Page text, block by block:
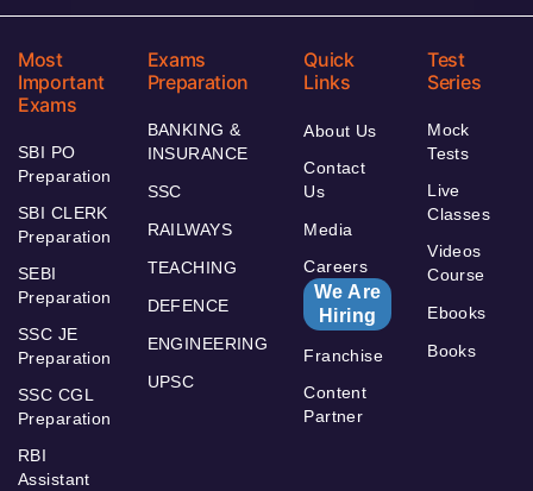
Most
Important
Exams
SBI PO
Preparation
SBI CLERK
Preparation
SEBI
Preparation
SSC JE
Preparation
SSC CGL
Preparation
RBI
Assistant
Exams
Preparation
BANKING &
INSURANCE
SSC
RAILWAYS
TEACHING
DEFENCE
ENGINEERING
UPSC
Quick
Links
About Us
Contact
Us
Media
Careers
We Are
Hiring
Franchise
Content
Partner
Test
Series
Mock
Tests
Live
Classes
Videos
Course
Ebooks
Books